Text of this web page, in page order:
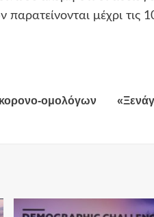
μέχρι τις
κορονο-ομολόγων